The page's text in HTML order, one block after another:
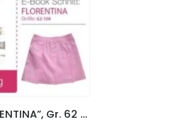
Rock / Faltenrock “FLORENTINA”, Gr. 62 – 104